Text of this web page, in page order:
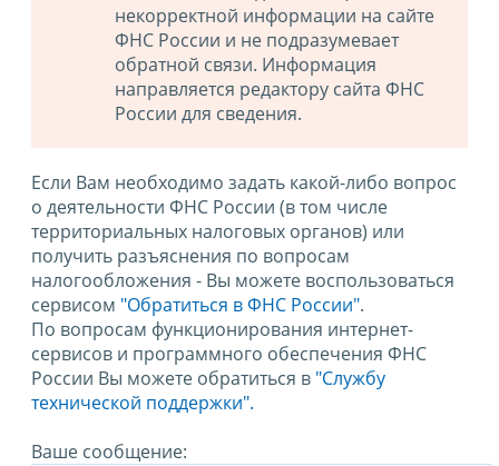
некорректной информации на сайте
ФНС России и не подразумевает
обратной связи. Информация
направляется редактору сайта ФНС
России для сведения.
Если Вам необходимо задать какой-либо вопрос
о деятельности ФНС России (в том числе
территориальных налоговых органов) или
получить разъяснения по вопросам
налогообложения - Вы можете воспользоваться
сервисом "Обратиться в ФНС России".
По вопросам функционирования интернет-
сервисов и программного обеспечения ФНС
России Вы можете обратиться в "Службу
технической поддержки".
Ваше сообщение: